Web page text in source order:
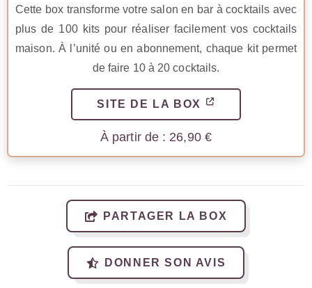
Cette box transforme votre salon en bar à cocktails avec
plus de 100 kits pour réaliser facilement vos cocktails
maison. À l’unité ou en abonnement, chaque kit permet
de faire 10 à 20 cocktails.
SITE DE LA BOX
26,90 €
PARTAGER LA BOX
DONNER SON AVIS